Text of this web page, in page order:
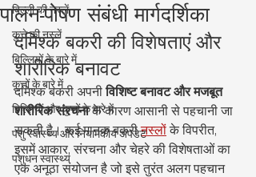
बिल्ली की नस्लें
कुत्ते की नस्लें
बिल्लियों के बारे में
कुत्तों के बारे में
बिल्लियों और कुत्तों के बारे में
पशु स्वास्थ्य और नियामकीय अपडेट
पशुधन स्वास्थ्य
पालन-पोषण संबंधी मार्गदर्शिका
दमिश्क बकरी की विशेषताएं और
शारीरिक बनावट
दमिश्क बकरी अपनी विशिष्ट बनावट और मजबूत
शारीरिक संरचना के कारण आसानी से पहचानी जा
सकती है। कई मानक बकरी नस्लों के विपरीत,
इसमें आकार, संरचना और चेहरे की विशेषताओं का
एक अनूठा संयोजन है जो इसे तुरंत अलग पहचान